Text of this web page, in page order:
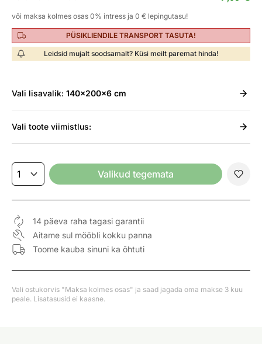
või maksa kolmes osas 0% intress ja 0 € lepingutasu!
PÜSIKLIENDILE TRANSPORT TASUTA!
Leidsid mujalt soodsamalt? Küsi meilt paremat hinda!
Vali lisavalik: 140x200x6 cm
Vali toote viimistlus:
Valikud tegemata
14 päeva raha tagasi garantii
Aitame sul mööbli kokku panna
Toome kauba sinuni ka õhtuti
Vali ostukorvis "Maksa kolmes osas" ja saad jagada oma makse 3 kuu
peale. Lisatasusid ei kaasne.